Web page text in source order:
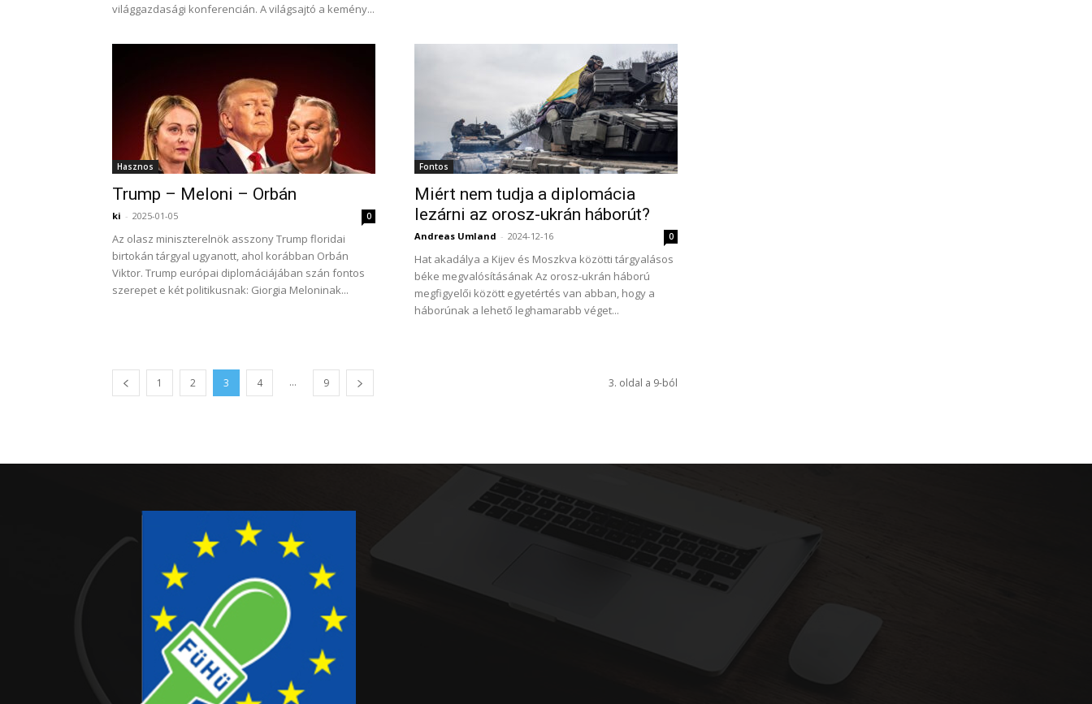
világgazdasági konferencián. A világsajtó a kemény...
Hasznos
Trump – Meloni – Orbán
ki - 2025-01-05 0
Az olasz miniszterelnök asszony Trump floridai
birtokán tárgyal ugyanott, ahol korábban Orbán
Viktor. Trump európai diplomáciájában szán fontos
szerepet e két politikusnak: Giorgia Meloninak...
Fontos
Miért nem tudja a diplomácia
lezárni az orosz-ukrán háborút?
Andreas Umland - 2024-12-16 0
Hat akadálya a Kijev és Moszkva közötti tárgyalásos
béke megvalósításának Az orosz-ukrán háború
megfigyelői között egyetértés van abban, hogy a
háborúnak a lehető leghamarabb véget...
1 2 3 4 ... 9 3. oldal a 9-ból